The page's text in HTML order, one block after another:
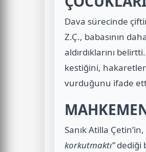
Dava sürecinde
Z.Ç., babasının
aldırdıklarını
kestiğini,
vurduğunu ifade
Sanık Atilla
korkutmaktı”dediği